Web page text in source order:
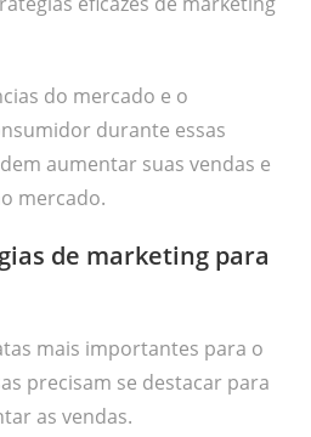
do mercado e o
durante essas
aumentar suas vendas e
mercado.
de marketing para
mais importantes para o
precisam se destacar para
as vendas.